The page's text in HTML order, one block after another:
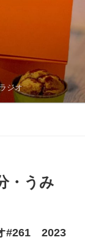
ジオ
・うみ
#261 2023